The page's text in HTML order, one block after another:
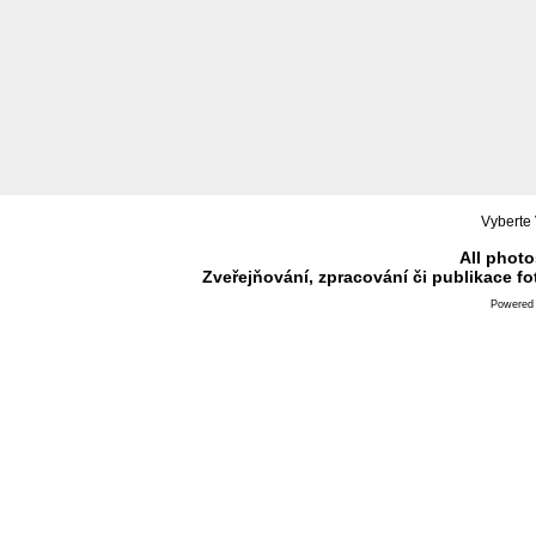
Vyberte
All
Zveřejňování, zpracování či publikace